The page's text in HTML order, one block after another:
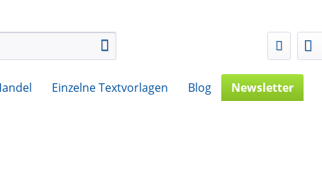
Einzelne Textvorlagen Blog Newsletter